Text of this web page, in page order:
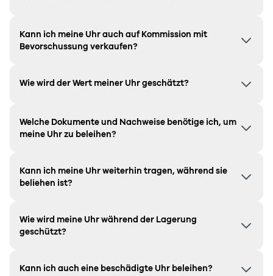
Kann ich meine Uhr auch auf Kommission mit
Bevorschussung verkaufen?
Wie wird der Wert meiner Uhr geschätzt?
Welche Dokumente und Nachweise benötige ich, um
meine Uhr zu beleihen?
Kann ich meine Uhr weiterhin tragen, während sie
beliehen ist?
Wie wird meine Uhr während der Lagerung
geschützt?
Kann ich auch eine beschädigte Uhr beleihen?